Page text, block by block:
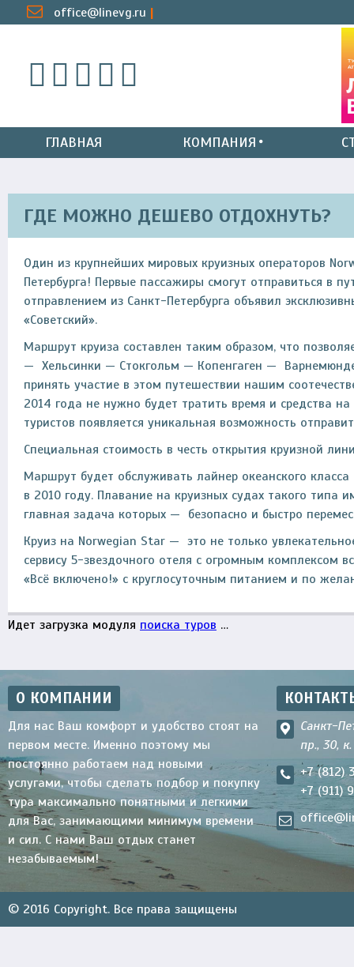
office@linevg.ru
ГЛАВНАЯ КОМПАНИЯ
ГДЕ МОЖНО ДЕШЕВО ОТДОХНУТЬ?
Один из крупнейших мировых круизных операторов
Петербурга! Первые пассажиры смогут отправиться в
отправлением из Санкт-Петербурга объявил
«Советский».
Маршрут круиза составлен таким образом, что
— Хельсинки — Стокгольм — Копенгаген —
принять участие в этом путешествии нашим
2014 года не нужно будет тратить время и средства
туристов появляется уникальная возможность
Специальная стоимость в честь открытия круизной
Маршрут будет обслуживать лайнер океанского
в 2010 году. Плавание на круизных судах такого
главная задача которых — безопасно и быстро
Круиз на Norwegian Star — это не только
сервису 5-звездочного отеля с огромным комплексом
«Всё включено!» с круглосуточным питанием и по
Идет загрузка модуля поиска туров …
О КОМПАНИИ
Для нас Ваш комфорт и удобство стоят на
первом месте. Именно поэтому мы
постоянно работаем над новыми
услугами, чтобы сделать подбор и покупку
тура максимально понятными и легкими
для Вас, занимающими минимум времени
и сил. С нами Ваш отдых станет
незабываемым!
Санкт-
пр., 30,
+7 (812)
+7 (911)
© 2016 Copyright. Все права защищены